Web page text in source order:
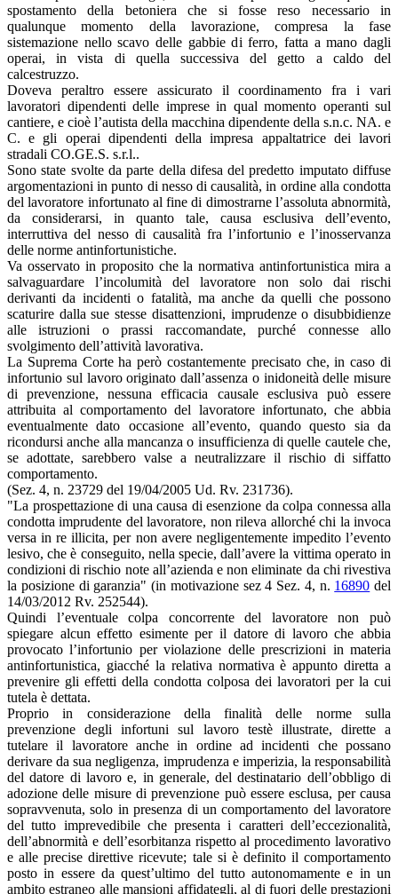
spostamento della betoniera che si fosse reso necessario in
qualunque momento della lavorazione, compresa la fase
sistemazione nello scavo delle gabbie di ferro, fatta a mano dagli
operai, in vista di quella successiva del getto a caldo del
calcestruzzo.
Doveva peraltro essere assicurato il coordinamento fra i vari
lavoratori dipendenti delle imprese in qual momento operanti sul
cantiere, e cioè l’autista della macchina dipendente della s.n.c. NA. e
C. e gli operai dipendenti della impresa appaltatrice dei lavori
stradali CO.GE.S. s.r.l..
Sono state svolte da parte della difesa del predetto imputato diffuse
argomentazioni in punto di nesso di causalità, in ordine alla condotta
del lavoratore infortunato al fine di dimostrarne l’assoluta abnormità,
da considerarsi, in quanto tale, causa esclusiva dell’evento,
interruttiva del nesso di causalità fra l’infortunio e l’inosservanza
delle norme antinfortunistiche.
Va osservato in proposito che la normativa antinfortunistica mira a
salvaguardare l’incolumità del lavoratore non solo dai rischi
derivanti da incidenti o fatalità, ma anche da quelli che possono
scaturire dalla sue stesse disattenzioni, imprudenze o disubbidienze
alle istruzioni o prassi raccomandate, purché connesse allo
svolgimento dell’attività lavorativa.
La Suprema Corte ha però costantemente precisato che, in caso di
infortunio sul lavoro originato dall’assenza o inidoneità delle misure
di prevenzione, nessuna efficacia causale esclusiva può essere
attribuita al comportamento del lavoratore infortunato, che abbia
eventualmente dato occasione all’evento, quando questo sia da
ricondursi anche alla mancanza o insufficienza di quelle cautele che,
se adottate, sarebbero valse a neutralizzare il rischio di siffatto
comportamento.
(Sez. 4, n. 23729 del 19/04/2005 Ud. Rv. 231736).
"La prospettazione di una causa di esenzione da colpa connessa alla
condotta imprudente del lavoratore, non rileva allorché chi la invoca
versa in re illicita, per non avere negligentemente impedito l’evento
lesivo, che è conseguito, nella specie, dall’avere la vittima operato in
condizioni di rischio note all’azienda e non eliminate da chi rivestiva
la posizione di garanzia" (in motivazione sez 4 Sez. 4, n. 16890 del
14/03/2012 Rv. 252544).
Quindi l’eventuale colpa concorrente del lavoratore non può
spiegare alcun effetto esimente per il datore di lavoro che abbia
provocato l’infortunio per violazione delle prescrizioni in materia
antinfortunistica, giacché la relativa normativa è appunto diretta a
prevenire gli effetti della condotta colposa dei lavoratori per la cui
tutela è dettata.
Proprio in considerazione della finalità delle norme sulla
prevenzione degli infortuni sul lavoro testè illustrate, dirette a
tutelare il lavoratore anche in ordine ad incidenti che possano
derivare da sua negligenza, imprudenza e imperizia, la responsabilità
del datore di lavoro e, in generale, del destinatario dell’obbligo di
adozione delle misure di prevenzione può essere esclusa, per causa
sopravvenuta, solo in presenza di un comportamento del lavoratore
del tutto imprevedibile che presenta i caratteri dell’eccezionalità,
dell’abnormità e dell’esorbitanza rispetto al procedimento lavorativo
e alle precise direttive ricevute; tale si è definito il comportamento
posto in essere da quest’ultimo del tutto autonomamente e in un
ambito estraneo alle mansioni affidategli, al di fuori delle prestazioni